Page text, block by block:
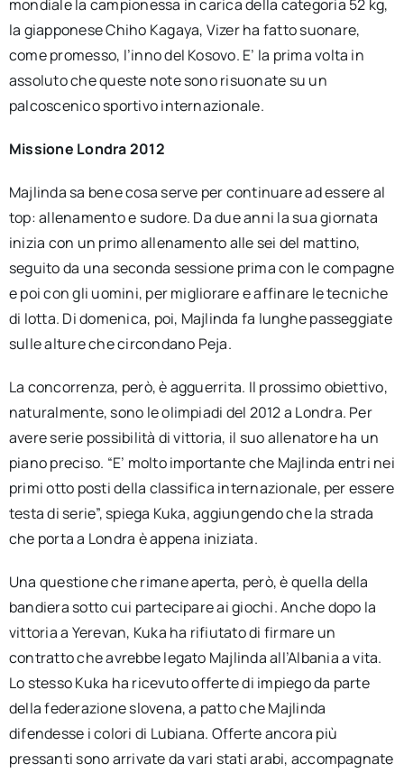
mondiale la campionessa in carica della categoria 52 kg,
la giapponese Chiho Kagaya, Vizer ha fatto suonare,
come promesso, l’inno del Kosovo. E’ la prima volta in
assoluto che queste note sono risuonate su un
palcoscenico sportivo internazionale.
Missione Londra 2012
Majlinda sa bene cosa serve per continuare ad essere al
top: allenamento e sudore. Da due anni la sua giornata
inizia con un primo allenamento alle sei del mattino,
seguito da una seconda sessione prima con le compagne
e poi con gli uomini, per migliorare e affinare le tecniche
di lotta. Di domenica, poi, Majlinda fa lunghe passeggiate
sulle alture che circondano Peja.
La concorrenza, però, è agguerrita. Il prossimo obiettivo,
naturalmente, sono le olimpiadi del 2012 a Londra. Per
avere serie possibilità di vittoria, il suo allenatore ha un
piano preciso. “E’ molto importante che Majlinda entri nei
primi otto posti della classifica internazionale, per essere
testa di serie”, spiega Kuka, aggiungendo che la strada
che porta a Londra è appena iniziata.
Una questione che rimane aperta, però, è quella della
bandiera sotto cui partecipare ai giochi. Anche dopo la
vittoria a Yerevan, Kuka ha rifiutato di firmare un
contratto che avrebbe legato Majlinda all’Albania a vita.
Lo stesso Kuka ha ricevuto offerte di impiego da parte
della federazione slovena, a patto che Majlinda
difendesse i colori di Lubiana. Offerte ancora più
pressanti sono arrivate da vari stati arabi, accompagnate